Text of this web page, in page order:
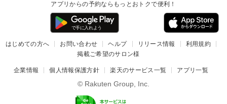
アプリからの予約ならもっとおトクで便利！
はじめての方へ お問い合わせ ヘルプ リリース情報
利用規約
掲載ご希望のサロン様
企業情報 個人情報保護方針 楽天のサービス一覧 アプリ一覧
© Rakuten Group, Inc.